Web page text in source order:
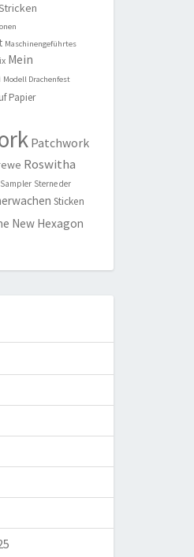
Maschinengeführtes
Mein
Modell Drachenfest
Papier
Patchwork
Roswitha
Sampler Sterne der
Sticken
New Hexagon